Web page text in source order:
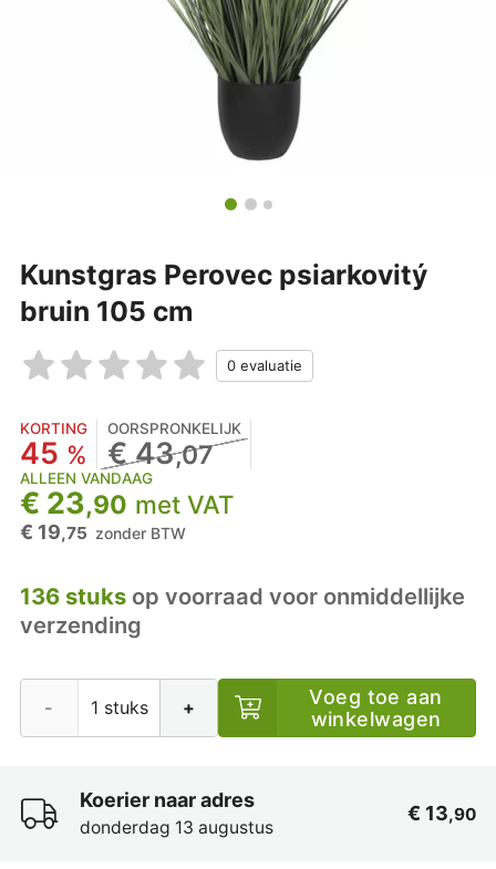
Kunstgras Perovec psiarkovitý
bruin 105 cm
KORTING
45 %
OORSPRONKELIJK
€ 43,07
ALLEEN VANDAAG
€ 23,90 met VAT
€ 19,75 zonder BTW
136 stuksop voorraad voor onmiddellijke
verzending
- +
Voeg toe aan
winkelwagen
Koerier naar adres
donderdag 13 augustus
€ 13,90